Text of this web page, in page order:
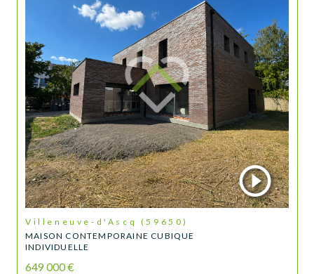
Villeneuve-d'Ascq (59650)
MAISON CONTEMPORAINE CUBIQUE
INDIVIDUELLE
649 000 €